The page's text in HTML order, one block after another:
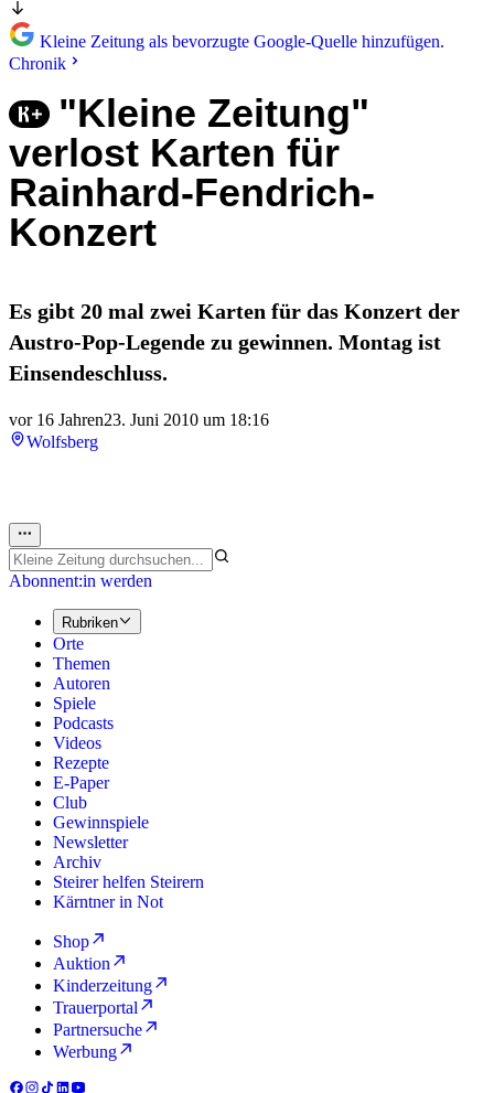
Kleine Zeitung als bevorzugte Google-Quelle hinzufügen.
Chronik
"Kleine Zeitung"
verlost Karten für
Rainhard-Fendrich-
Konzert
Es gibt 20 mal zwei Karten für das Konzert der
Austro-Pop-Legende zu gewinnen. Montag ist
Einsendeschluss.
vor 16 Jahren23. Juni 2010 um 18:16
Wolfsberg
Abonnent:in werden
Rubriken
Orte
Themen
Autoren
Spiele
Podcasts
Videos
Rezepte
E-Paper
Club
Gewinnspiele
Newsletter
Archiv
Steirer helfen Steirern
Kärntner in Not
Shop
Auktion
Kinderzeitung
Trauerportal
Partnersuche
Werbung